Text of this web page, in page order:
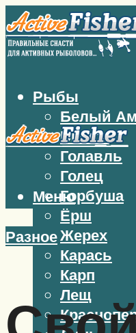
Рыбы
Белый
Бычок
Голавль
Голец
Горбуша
Ёрш
Жерех
Карась
Карп
Лещ
Меню
Разное